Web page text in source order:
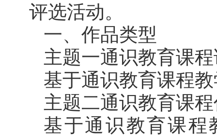
评选活动。
一、作品类型
主题一通识教育课
基于通识教育课程
主题二通识教育课
基于通识教育课程